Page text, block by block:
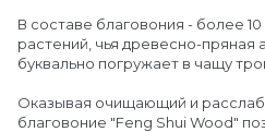
В составе благовония - более
растений, чья древесно-пряная
буквально погружает в чащу
Оказывая очищающий и
благовоние "Feng Shui Wood"